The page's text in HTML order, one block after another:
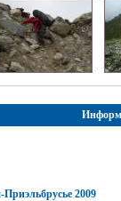
2009